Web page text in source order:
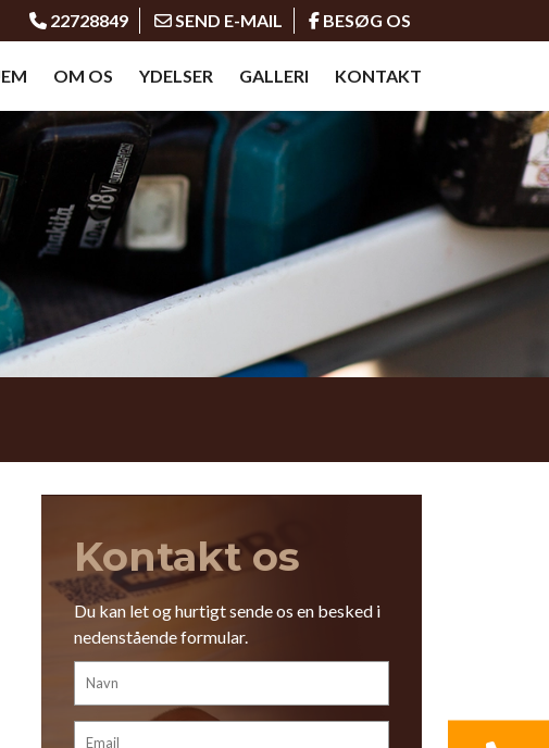
22728849 SEND E-MAIL BESØG OS
OM OS YDELSER GALLERI KONTAKT
Kontakt os
Du kan let og hurtigt sende os en besked i
nedenstående formular.